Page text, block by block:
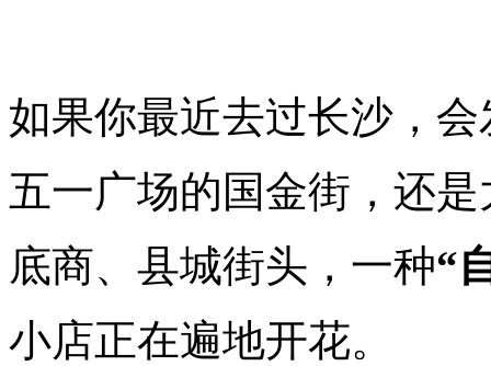
如果你最近去过长沙，
五一广场的国金街，还
底商、县城街头，一种“
小店正在遍地开花。